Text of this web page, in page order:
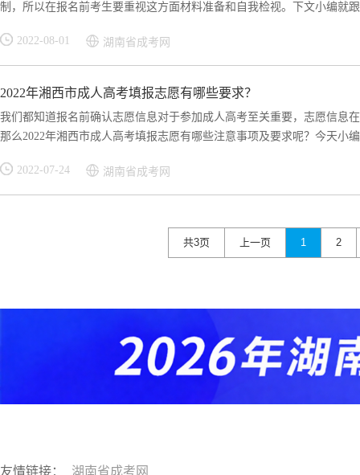
制，所以在报名前考生要重视这方面材料准备和自我检视。下文小编就
2022-08-01 湖南省成考网
2022年湘西市成人高考填报志愿有哪些要求？
我们都知道报名前确认志愿信息对于参加成人高考至关重要，志愿信息
那么2022年湘西市成人高考填报志愿有哪些注意事项及要求呢？今天小
2022-07-24 湖南省成考网
共3页 上一页 1 2
友情链接： 湖南省成考网